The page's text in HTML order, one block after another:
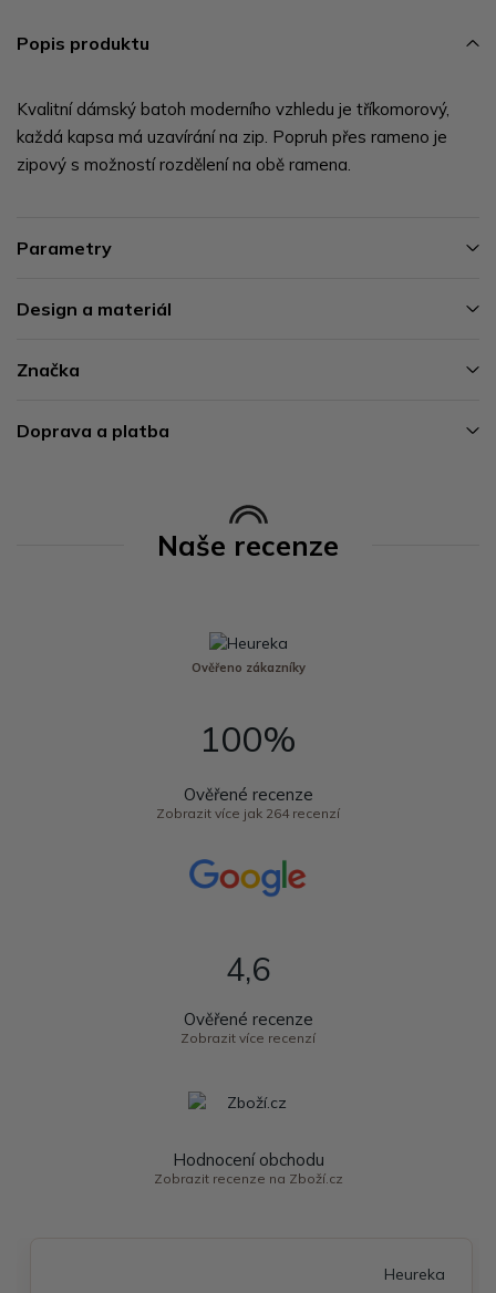
Popis produktu
Kvalitní dámský batoh moderního vzhledu je tříkomorový,
každá kapsa má uzavírání na zip. Popruh přes rameno je
zipový s možností rozdělení na obě ramena.
Parametry
Design a materiál
Značka
Doprava a platba
Naše recenze
Ověřeno zákazníky
100%
Ověřené recenze
Zobrazit více jak 264 recenzí
4,6
Ověřené recenze
Zobrazit více recenzí
Hodnocení obchodu
Zobrazit recenze na Zboží.cz
Heureka